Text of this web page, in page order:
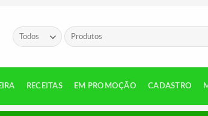
Pesquisar
por:
RECEITAS EM PROMOÇÃO CADASTRO